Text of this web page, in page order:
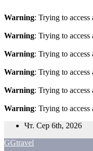
Warning: Trying to
Warning: Trying to
Warning: Trying to
Warning: Trying to
Warning: Trying to
Warning: Trying to
Перейти
вмісту
Чт. Сер 6th, 2026
GGtravel